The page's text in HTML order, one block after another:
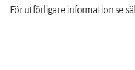
För utförligare information se